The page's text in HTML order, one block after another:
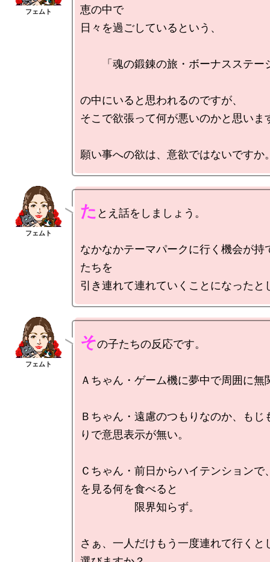
恵の中で
日々を過ごしているという、
「魂の鍛錬の旅・ボーナスステー
の中にいると思われるのですが、
そこで欲張って何が悪いのかと思いま
た とえ話をしましょう。
なかなかテーマパークに行く機会が持
たちを
その子たちの反応です。
Ａちゃん・ゲーム機に夢中で周囲に無
Ｂちゃん・遠慮のつもりなのか、もじ
りで意思表示が無い。
Ｃちゃん・前日からハイテンションで
を見る何を食べると
限界知らず。
さぁ、一人だけもう一度連れて行くと